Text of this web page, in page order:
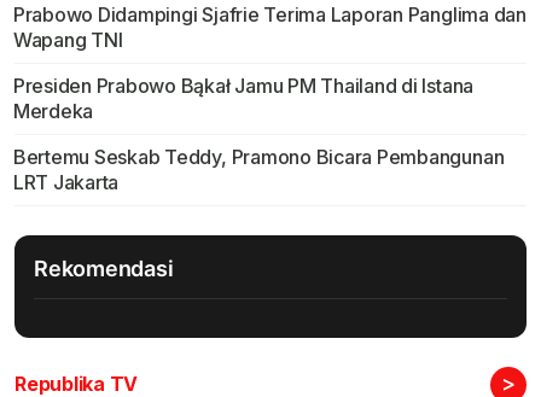
Prabowo Didampingi Sjafrie Terima Laporan Panglima dan
Wapang TNI
Presiden Prabowo Bąkał Jamu PM Thailand di Istana
Merdeka
Bertemu Seskab Teddy, Pramono Bicara Pembangunan
LRT Jakarta
Rekomendasi
Republika TV >